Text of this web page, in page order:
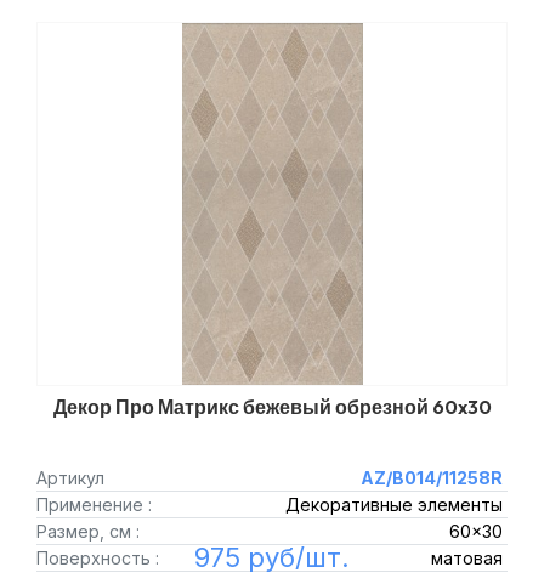
Декор Про Матрикс бежевый обрезной 60x30
Артикул
AZ/B014/11258R
Применение :
Декоративные элементы
Размер, см :
60x30
Поверхность :
матовая
975 руб/шт.